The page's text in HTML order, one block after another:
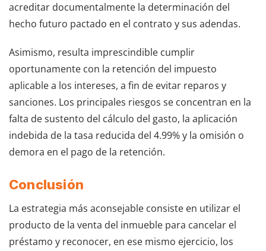
acreditar documentalmente la determinación del
hecho futuro pactado en el contrato y sus adendas.
Asimismo, resulta imprescindible cumplir
oportunamente con la retención del impuesto
aplicable a los intereses, a fin de evitar reparos y
sanciones. Los principales riesgos se concentran en la
falta de sustento del cálculo del gasto, la aplicación
indebida de la tasa reducida del 4.99% y la omisión o
demora en el pago de la retención.
Conclusión
La estrategia más aconsejable consiste en utilizar el
producto de la venta del inmueble para cancelar el
préstamo y reconocer, en ese mismo ejercicio, los